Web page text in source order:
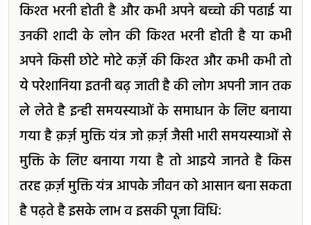
किश्त भरनी होती है और कभी अपने बच्चो की पढाई या
उनकी शादी के लोन की किश्त भरनी होती है या कभी
अपने किसी छोटे मोटे कर्ज़े की किश्त और कभी कभी तो
ये परेशानिया इतनी बढ़ जाती है की लोग अपनी जान तक
ले लेते है इन्ही समयस्याओं के समाधान के लिए बनाया
गया है क़र्ज़ मुक्ति यंत्र जो क़र्ज़ जैसी भारी समयस्याओं से
मुक्ति के लिए बनाया गया है तो आइये जानते है किस
तरह क़र्ज़ मुक्ति यंत्र आपके जीवन को आसान बना सकता
है पढ़ते है इसके लाभ व इसकी पूजा विधिः